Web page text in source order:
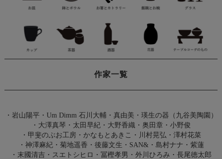
作家一覧
・ 岩山陽平・ Um Dimm 石川大輔・真由美 ・ 瑛生の器（九谷美陶園）
・ 大澤真琴 ・ 太田早紀 ・ 大野香織 ・ 奥田章 ・ 小野俊
・ 甲斐のぶお工房 ・ かなもとあきこ ・ 川村晃弘 ・ 澤村花菜
・ 神澤麻紀・ 菊地遥香 ・ 後藤文生 ・ SAN& ・ 島村ナナ ・ 紫蓮
・ 末國清吉 ・ スエトシヒロ ・ 冨樫孝男 ・ 外川ひろみ ・ 長尾徳太郎